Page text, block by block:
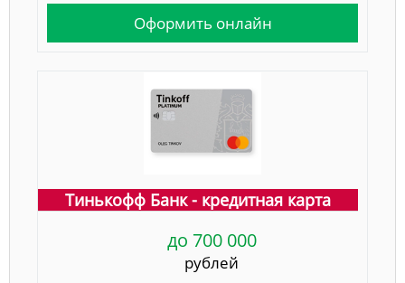
Оформить онлайн
Тинькофф Банк - кредитная карта
до 700 000
рублей